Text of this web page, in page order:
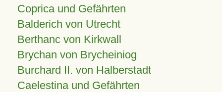
Coprica und Gefährten
Balderich von Utrecht
Berthanc von Kirkwall
Brychan von Brycheiniog
Burchard II. von Halberstadt
Caelestina und Gefährten